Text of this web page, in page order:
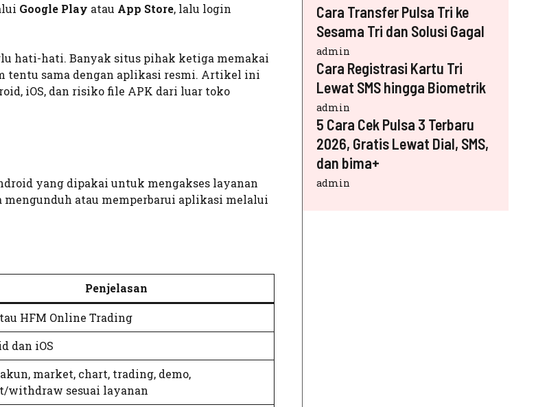
Google Play atau App Store, lalu login
hati-hati. Banyak situs pihak ketiga memakai
tentu sama dengan aplikasi resmi. Artikel ini
iOS, dan risiko file APK dari luar toko
yang dipakai untuk mengakses layanan
mengunduh atau memperbarui aplikasi melalui
Penjelasan
HFM Online Trading
dan iOS
market, chart, trading, demo,
withdraw sesuai layanan
Cara Transfer Pulsa Tri ke
Sesama Tri dan Solusi Gagal
admin
Cara Registrasi Kartu Tri
Lewat SMS hingga Biometrik
admin
5 Cara Cek Pulsa 3 Terbaru
2026, Gratis Lewat Dial, SMS,
dan bima+
admin